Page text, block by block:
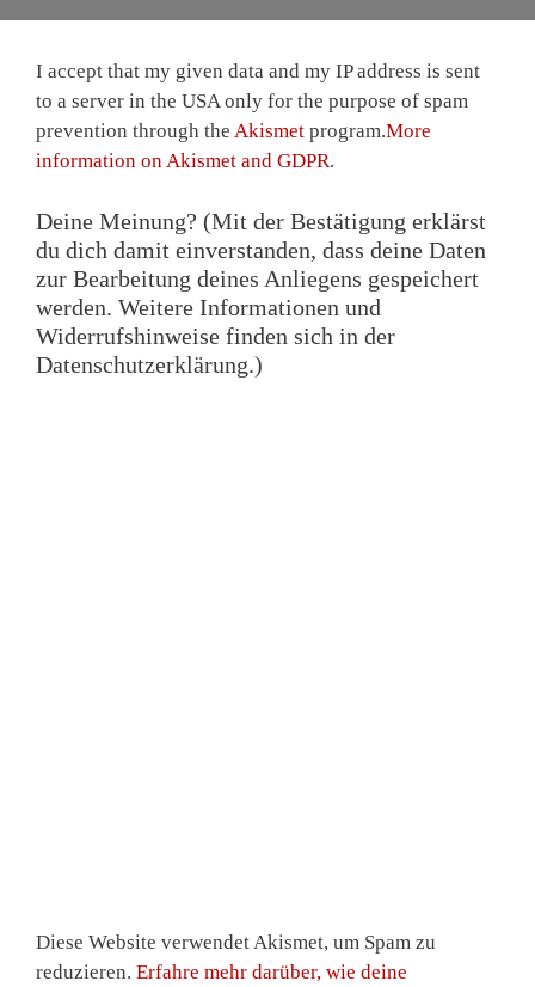
I accept that my given data and my IP address is sent
to a server in the USA only for the purpose of spam
prevention through the Akismet program.More
information on Akismet and GDPR.
Deine Meinung? (Mit der Bestätigung erklärst
du dich damit einverstanden, dass deine Daten
zur Bearbeitung deines Anliegens gespeichert
werden. Weitere Informationen und
Widerrufshinweise finden sich in der
Datenschutzerklärung.)
Diese Website verwendet Akismet, um Spam zu
reduzieren. Erfahre mehr darüber, wie deine